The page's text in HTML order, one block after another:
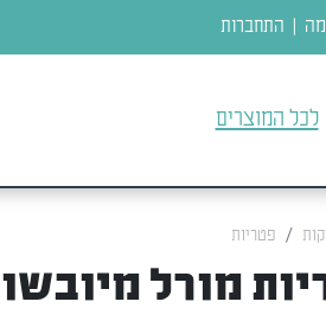
התחברות
לכל המוצרים
פטריות
מורל